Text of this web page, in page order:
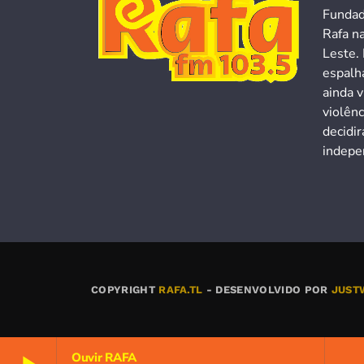
Ouvir RAFA
Rafa
Leste.
ainda
COPYRIGHT RAFA.TL - DESENVOLVIDO POR